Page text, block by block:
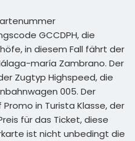
GCCDPH, die
in diesem Fall fährt der
maría Zambrano. Der
Zugtyp Highspeed, die
005. Der
in Turista Klasse, der
für das Ticket, diese
ist nicht unbedingt die